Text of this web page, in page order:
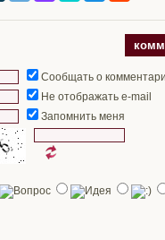
Сообщать о
Не отображать e-mail
Запомнить меня